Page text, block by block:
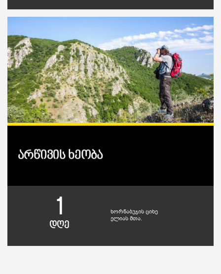
არწივის ხეობა
1
დღე
ხორნაბუჯის ციხე
ელიას მთა.